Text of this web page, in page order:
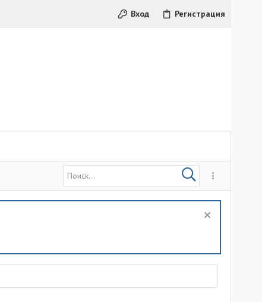
Вход Регистрация